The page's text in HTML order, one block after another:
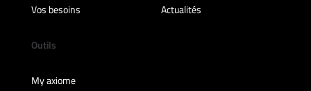
Vos besoins
Actualités
Outils
My axiome